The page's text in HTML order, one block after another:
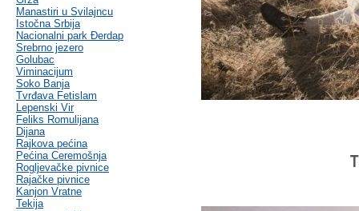
Manastiri u Svilajncu
Istočna Srbija
Nacionalni park Đerdap
Srebrno jezero
Golubac
Viminacijum
Soko Banja
Tvrđava Fetislam
Lepenski Vir
Feliks Romulijana
Dijana
Rajkova pećina
Pećina Ceremošnja
Rogljevačke pivnice
Rajačke pivnice
Kanjon Vratne
Tekija